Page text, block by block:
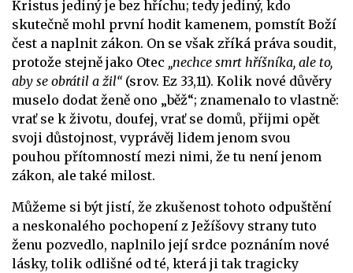
Kristus jediný je bez hříchu; tedy jediný, kdo
skutečně mohl první hodit kamenem, pomstít Boží
čest a naplnit zákon. On se však zříká práva soudit,
protože stejně jako Otec „nechce smrt hříšníka, ale to,
aby se obrátil a žil“(srov. Ez 33,11). Kolik nové důvěry
muselo dodat ženě ono „běž“; znamenalo to vlastně:
vrať se k životu, doufej, vrať se domů, přijmi opět
svoji důstojnost, vyprávěj lidem jenom svou
pouhou přítomností mezi nimi, že tu není jenom
zákon, ale také milost.
Můžeme si být jistí, že zkušenost tohoto odpuštění
a neskonalého pochopení z Ježíšovy strany tuto
ženu pozvedlo, naplnilo její srdce poznáním nové
lásky, tolik odlišné od té, která ji tak tragicky